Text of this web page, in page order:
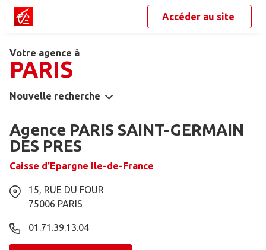
Accéder au site
Votre agence à
PARIS
Nouvelle recherche
Agence PARIS SAINT-GERMAIN
DES PRES
Caisse d’Epargne Ile-de-France
15, RUE DU FOUR
75006 PARIS
01.71.39.13.04